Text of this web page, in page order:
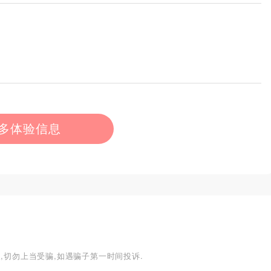
体验信息
勿上当受骗,如遇骗子第一时间投诉.